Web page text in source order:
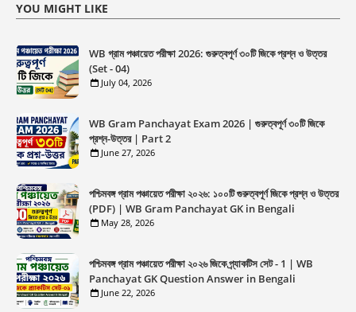
YOU MIGHT LIKE
WB গ্রাম পঞ্চায়েত পরীক্ষা 2026: গুরুত্বপূর্ণ ৩০টি জিকে প্রশ্ন ও উত্তর
(Set - 04)
July 04, 2026
WB Gram Panchayat Exam 2026 | গুরুত্বপূর্ণ ৩০টি জিকে
প্রশ্ন-উত্তর | Part 2
June 27, 2026
পশ্চিমবঙ্গ গ্রাম পঞ্চায়েত পরীক্ষা ২০২৬: ১০০টি গুরুত্বপূর্ণ জিকে প্রশ্ন ও উত্তর
(PDF) | WB Gram Panchayat GK in Bengali
May 28, 2026
পশ্চিমবঙ্গ গ্রাম পঞ্চায়েত পরীক্ষা ২০২৬ জিকে প্র্যাকটিস সেট - 1 | WB
Panchayat GK Question Answer in Bengali
June 22, 2026